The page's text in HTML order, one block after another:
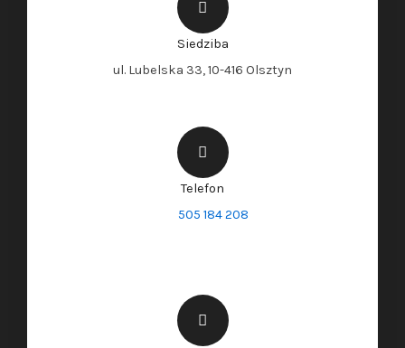
Siedziba
ul. Lubelska 33, 10-416 Olsztyn
Telefon
505 184 208